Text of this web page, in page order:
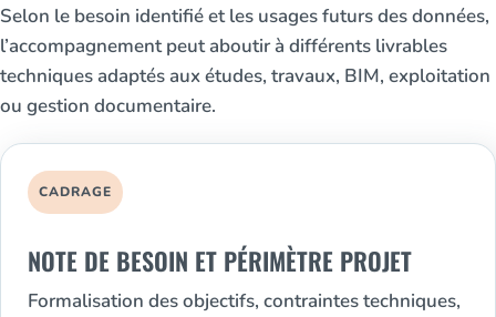
Selon le besoin identifié et les usages futurs des données,
l’accompagnement peut aboutir à différents livrables
techniques adaptés aux études, travaux, BIM, exploitation
ou gestion documentaire.
CADRAGE
NOTE DE BESOIN ET PÉRIMÈTRE PROJET
Formalisation des objectifs, contraintes techniques,